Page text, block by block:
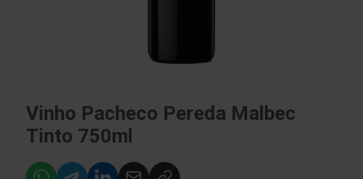
Vinho Pacheco Pereda Malbec
Tinto 750ml